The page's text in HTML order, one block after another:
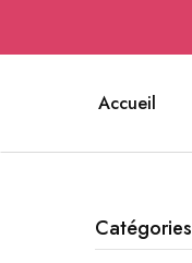
Accueil
Catégories